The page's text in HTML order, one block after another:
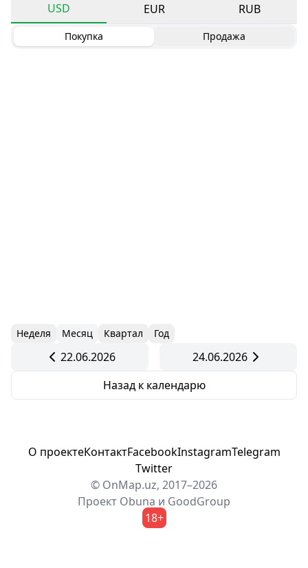
USD
EUR RUB
Покупка Продажа
Неделя Месяц Квартал Год
22.06.2026
24.06.2026
Назад к календарю
О проектеКонтактFacebookInstagramTelegram
Twitter
© OnMap.uz, 2017–2026
Проект Obuna и GoodGroup
18+